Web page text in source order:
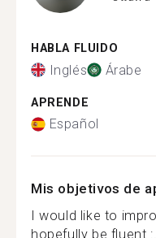
HABLA FLUIDO
Inglés Árabe
APRENDE
Español
Mis objetivos de
I would like to
hopefully be fluent